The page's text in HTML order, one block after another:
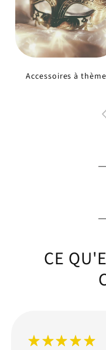
Accessoires à thème
CE